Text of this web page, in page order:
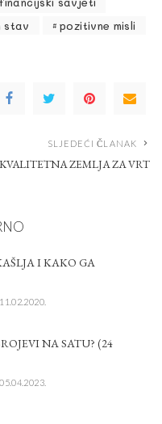
stav
pozitivne misli
SLJEDEĆI ČLANAK
KVALITETNA ZEMLJA ZA VRT
I KAKO GA
NA SATU? (24